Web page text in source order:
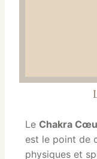
Le Chakra
est le point de
physiques et